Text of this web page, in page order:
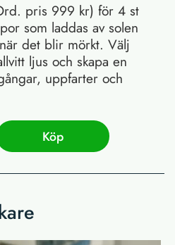
pris 999 kr) för 4 st
som laddas av solen
det blir mörkt. Välj
ljus och skapa en
uppfarter och
Köp